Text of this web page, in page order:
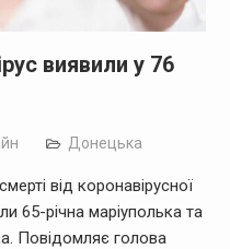
виявили у 76
Донецька
від коронавірусної
65-річна маріуполька та
Повідомляє голова